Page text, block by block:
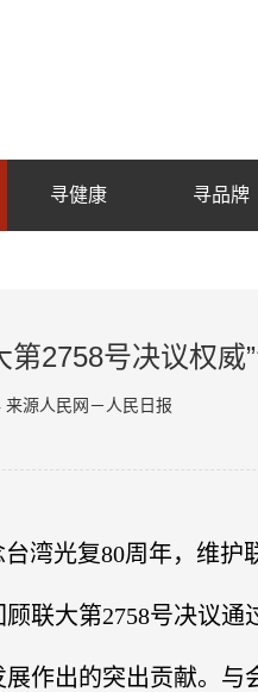
寻健康 寻品牌
2758号决议权威
源人民网－人民日报
光复80周年，维护
联大第2758号决议
作出的突出贡献。